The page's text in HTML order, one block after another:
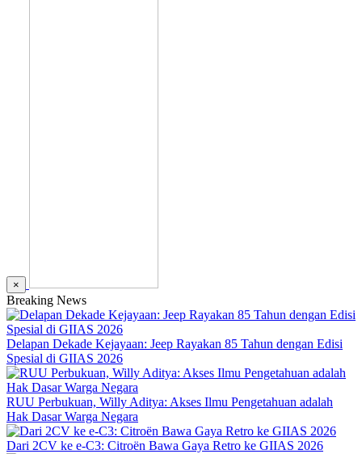
×
Breaking News
Delapan Dekade Kejayaan: Jeep Rayakan 85 Tahun dengan Edisi
Spesial di GIIAS 2026
RUU Perbukuan, Willy Aditya: Akses Ilmu Pengetahuan adalah
Hak Dasar Warga Negara
Dari 2CV ke e-C3: Citroën Bawa Gaya Retro ke GIIAS 2026